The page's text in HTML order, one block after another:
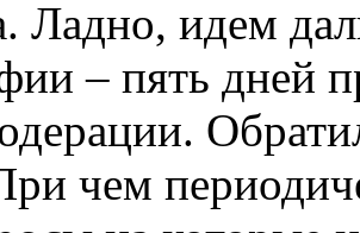
Ладно, идем
– пять дней
чем